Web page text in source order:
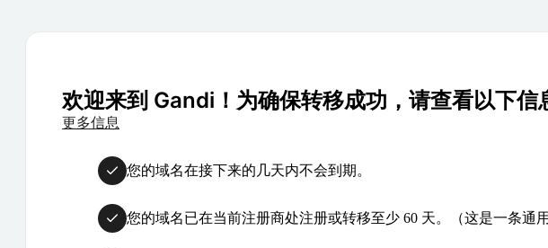
欢迎来到 Gandi！为确保转移成功，请查看以下信
更多信息
您的域名在接下来的几天内不会到期。
您的域名已在当前注册商处注册或转移至少 60 天。（这是一条通